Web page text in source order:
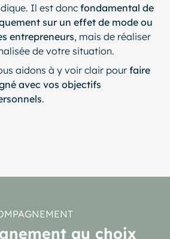
Il est donc fondamental de
sur un effet de mode ou
entrepreneurs, mais de réaliser
de votre situation.
aidons à y voir clair pour faire
avec vos objectifs
.
au choix